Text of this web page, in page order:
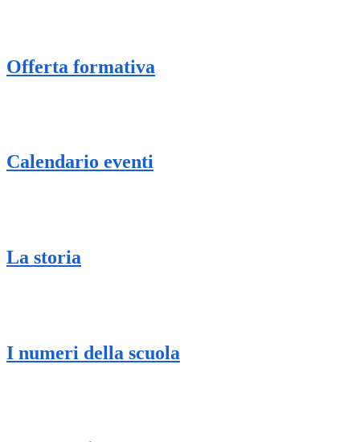
Offerta formativa
Calendario eventi
La storia
I numeri della scuola